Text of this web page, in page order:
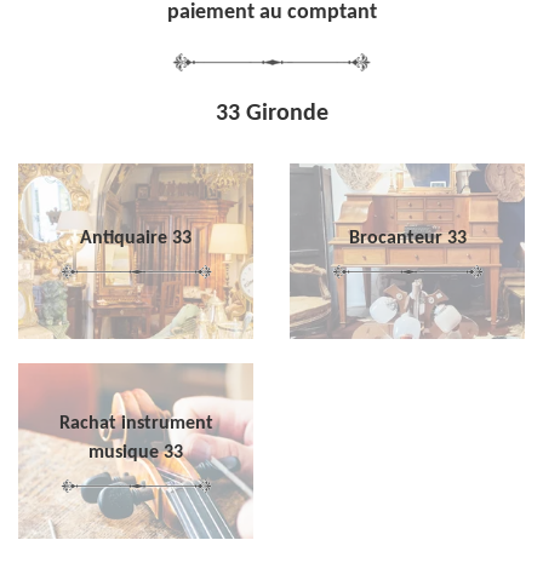
paiement au comptant
33 Gironde
Antiquaire 33 Brocanteur 33
Rachat instrument
musique 33